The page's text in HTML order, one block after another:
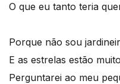
O que eu tanto teria
Porque não sou
E as estrelas estão
Perguntarei ao meu